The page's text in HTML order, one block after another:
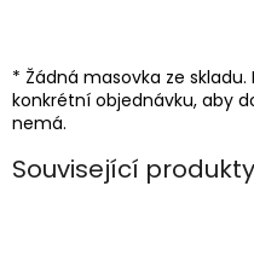
* Žádná masovka ze skladu.
konkrétní objednávku, aby
nemá.
Související produkty